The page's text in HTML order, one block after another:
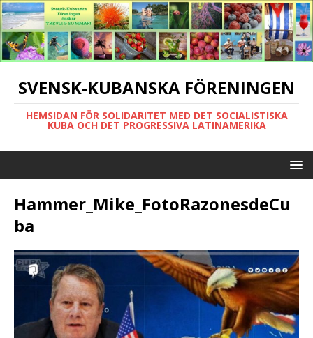
SVENSK-KUBANSKA FÖRENINGEN
HEMSIDAN FÖR SOLIDARITET MED DET SOCIALISTISKA
KUBA OCH DET PROGRESSIVA LATINAMERIKA
Hammer_Mike_FotoRazonesdeCu
ba